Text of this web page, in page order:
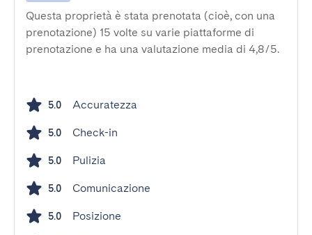
Questa proprietà è stata prenotata (cioè, con una
prenotazione) 15 volte su varie piattaforme di
prenotazione e ha una valutazione media di 4,8/5.
5.0 Accuratezza
5.0 Check-in
5.0 Pulizia
5.0 Comunicazione
5.0 Posizione